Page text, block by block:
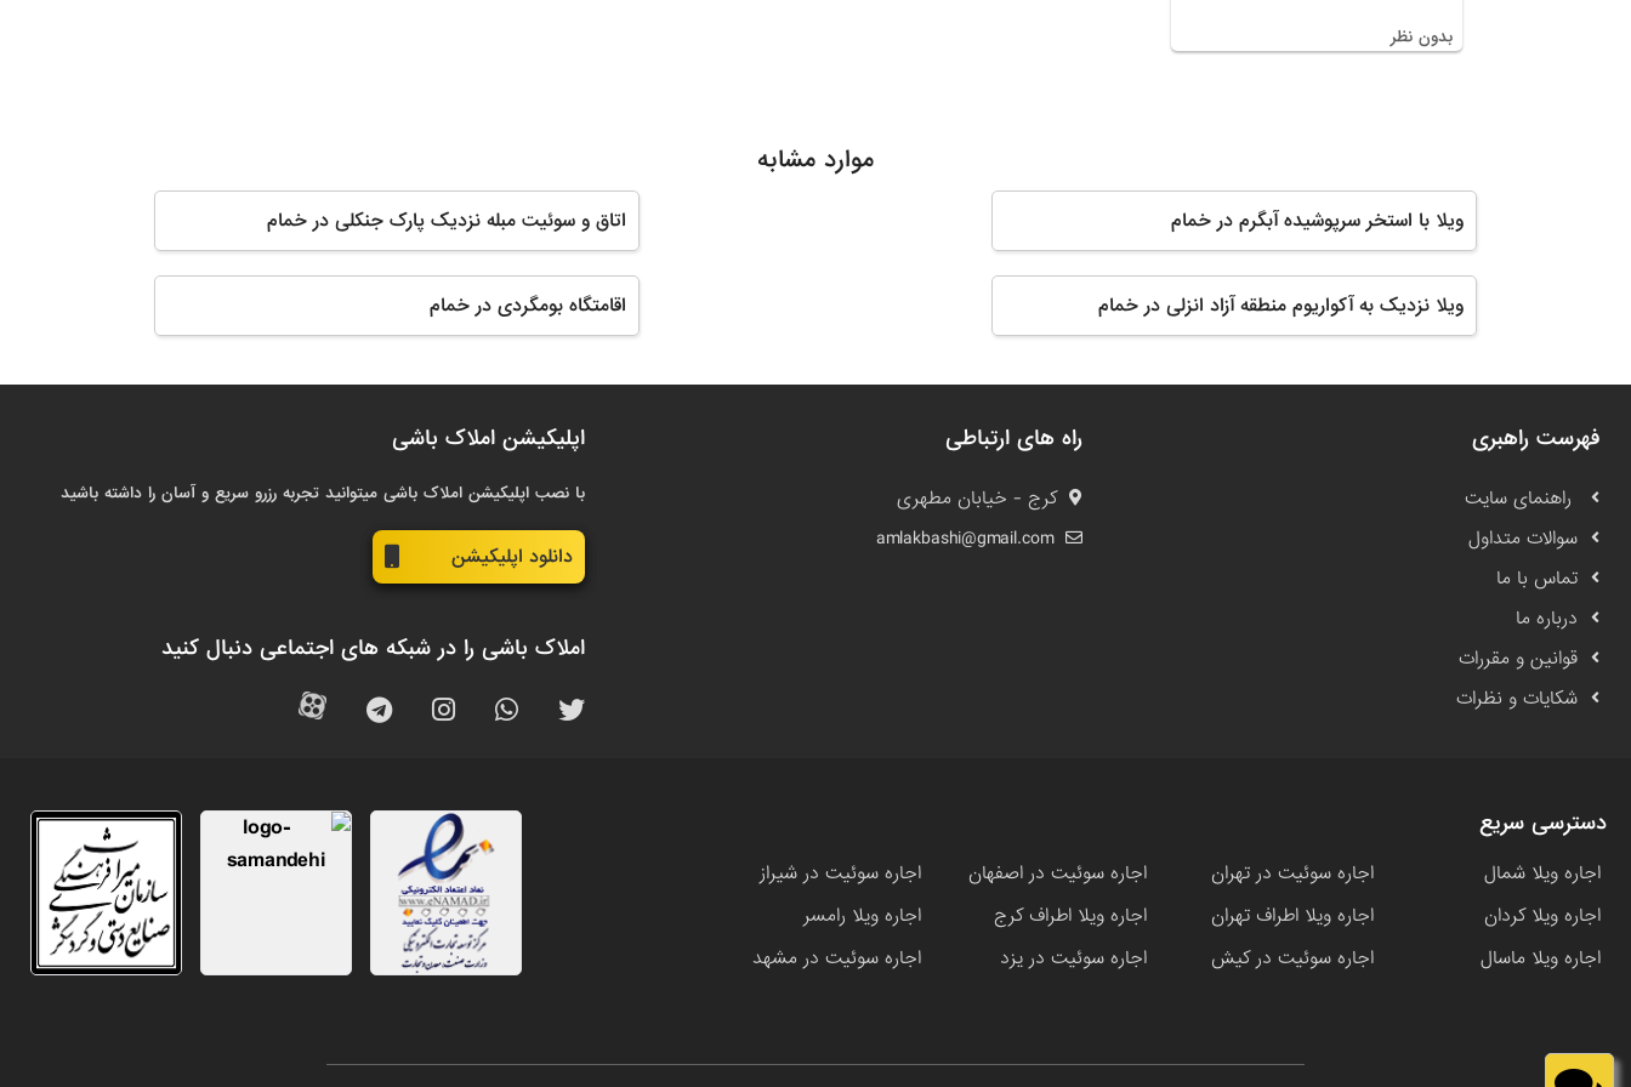
بدون نظر
موارد مشابه
ویلا با استخر سرپوشیده آبگرم در خمام اتاق و سوئیت مبله نزدیک پارک جنکلی در خمام
ویلا نزدیک به آکواریوم منطقه آزاد انزلی در خمام اقامتگاه بومگردی در خمام
فهرست راهبری
راهنمای سایت
سوالات متداول
تماس با ما
درباره ما
قوانین و مقررات
شکایات و نظرات
راه های ارتباطی
کرج - خیابان مطهری
amlakbashi@gmail.com
اپلیکیشن املاک باشی
با نصب اپلیکیشن املاک باشی میتوانید تجربه رزرو سریع و آسان را داشته باشید
دانلود اپلیکیشن
املاک باشی را در شبکه های اجتماعی دنبال کنید
دسترسی سریع
اجاره ویلا شمال اجاره سوئیت در تهران اجاره سوئیت در اصفهان
اجاره سوئیت در شیراز
اجاره ویلا کردان
اجاره ویلا اطراف تهران اجاره ویلا اطراف کرج
اجاره ویلا رامسر
اجاره ویلا ماسال
اجاره سوئیت در کیش اجاره سوئیت در یزد اجاره سوئیت در مشهد